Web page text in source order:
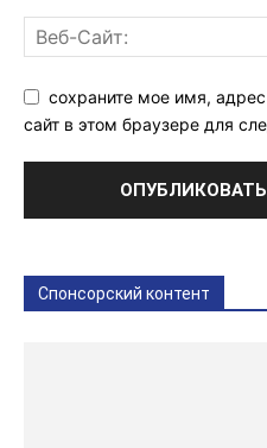
сохраните мое имя,
сайт в этом браузере для
Спонсорский контент